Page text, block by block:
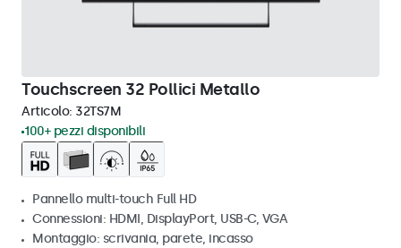
Touchscreen 32 Pollici Metallo
Articolo: 32TS7M
100+ pezzi disponibili
Pannello multi-touch Full HD
Connessioni: HDMI, DisplayPort, USB-C, VGA
Montaggio: scrivania, parete, incasso